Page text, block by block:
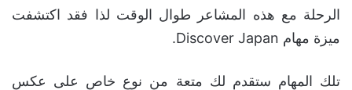
الرحلة مع هذه المشاعر طوال الوقت لذا فقد اكتشفت
ميزة مهام Discover Japan.
تلك المهام ستقدم لك متعة من نوع خاص على عكس